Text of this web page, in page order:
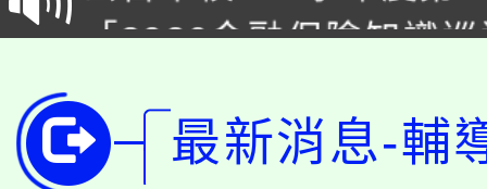
代理(課)教師甄選結果(
「2026金融保險知識
生本土語及新住民語歌
公告本校115學年度第
最新消息-輔